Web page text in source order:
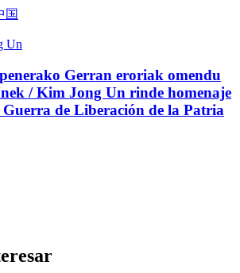
国
Un
Gerran eroriak omendu
/ Kim Jong Un rinde homenaje
Guerra de Liberación de la Patria